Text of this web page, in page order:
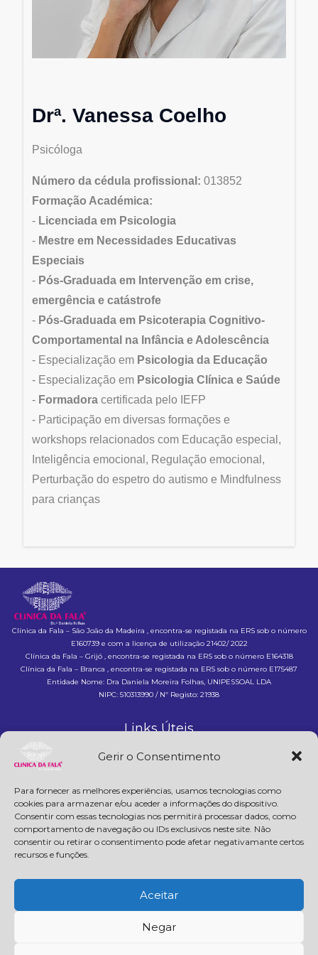
Gerir o Consentimento
Para fornecer as melhores experiências, usamos tecnologias como
cookies para armazenar e/ou aceder a informações do dispositivo.
Consentir com essas tecnologias nos permitirá processar dados, como
comportamento de navegação ou IDs exclusivos neste site. Não
consentir ou retirar o consentimento pode afetar negativamante certos
recursos e funções.
Aceitar
Negar
Drª. Vanessa Coelho
Psicóloga
Número da cédula profissional: 013852
Formação Académica:
- Licenciada em Psicologia
- Mestre em Necessidades Educativas
Especiais
- Pós-Graduada em Intervenção em crise,
emergência e catástrofe
- Pós-Graduada em Psicoterapia Cognitivo-
Comportamental na Infância e Adolescência
- Especialização em Psicologia da Educação
- Especialização em Psicologia Clínica e Saúde
- Formadora certificada pelo IEFP
- Participação em diversas formações e
workshops relacionados com Educação especial,
Inteligência emocional, Regulação emocional,
Perturbação do espetro do autismo e Mindfulness
para crianças
Clínica da Fala – São João da Madeira , encontra-se registada na ERS sob o número
E160739 e com a licença de utilização 21402/ 2022
Clínica da Fala – Grijó , encontra-se registada na ERS sob o número E164318
Clínica da Fala – Branca , encontra-se registada na ERS sob o número E175487
Entidade Nome: Dra Daniela Moreira Folhas, UNIPESSOAL LDA
NIPC: 510313990 / Nº Registo: 21938
Links Úteis
A Clínica
Contactos
Política de privacidade
Livro de reclamações
+351 935 528 421(chamada para rede móvel nacional)